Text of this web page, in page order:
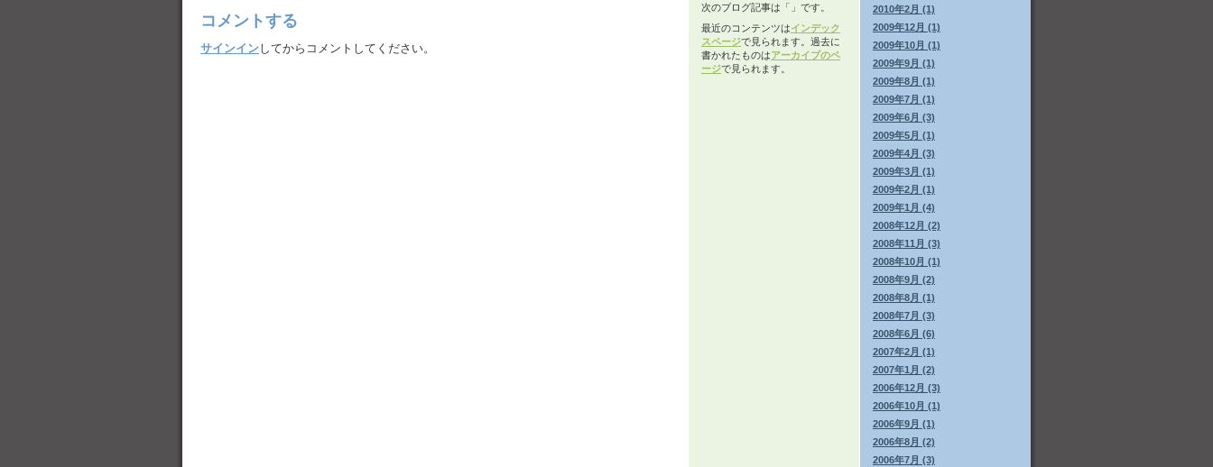
コメントする
サインインしてからコメントしてください。
2010年2月 (1)
2009年12月 (1)
2009年10月 (1)
2009年9月 (1)
2009年8月 (1)
2009年7月 (1)
2009年6月 (3)
2009年5月 (1)
2009年4月 (3)
2009年3月 (1)
2009年2月 (1)
2009年1月 (4)
2008年12月 (2)
2008年11月 (3)
2008年10月 (1)
2008年9月 (2)
2008年8月 (1)
2008年7月 (3)
2008年6月 (6)
2007年2月 (1)
2007年1月 (2)
2006年12月 (3)
2006年10月 (1)
2006年9月 (1)
2006年8月 (2)
2006年7月 (3)
次のブログ記事は「 」です。
最近のコンテンツはインデック
スページで見られます。過去に
書かれたものはアーカイブのペ
ージで見られます。